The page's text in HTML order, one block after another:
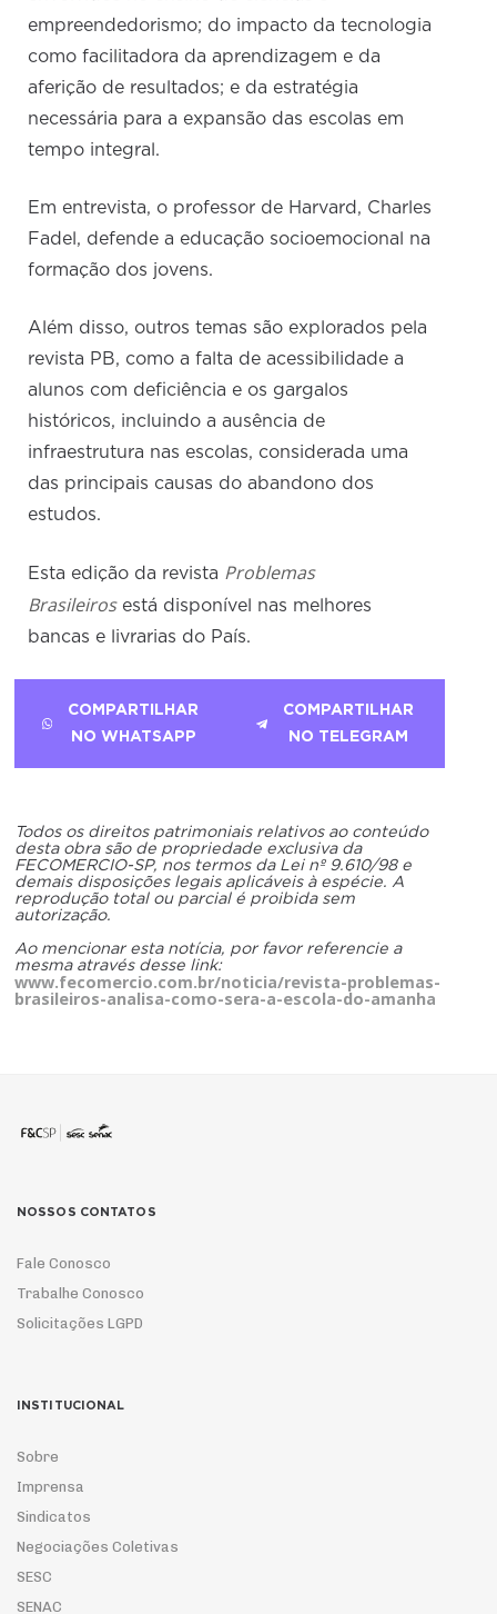
empreendedorismo; do impacto da tecnologia
como facilitadora da aprendizagem e da
aferição de resultados; e da estratégia
necessária para a expansão das escolas em
tempo integral.
Em entrevista, o professor de Harvard, Charles
Fadel, defende a educação socioemocional na
formação dos jovens.
Além disso, outros temas são explorados pela
revista PB, como a falta de acessibilidade a
alunos com deficiência e os gargalos
históricos, incluindo a ausência de
infraestrutura nas escolas, considerada uma
das principais causas do abandono dos
estudos.
Esta edição da revista Problemas
Brasileirosestá disponível nas melhores
bancas e livrarias do País.
COMPARTILHAR
NO WHATSAPP
COMPARTILHAR
NO TELEGRAM
Todos os direitos patrimoniais relativos ao conteúdo
desta obra são de propriedade exclusiva da
FECOMERCIO-SP, nos termos da Lei nº 9.610/98 e
demais disposições legais aplicáveis à espécie. A
reprodução total ou parcial é proibida sem
autorização.
Ao mencionar esta notícia, por favor referencie a
mesma através desse link:
www.fecomercio.com.br/noticia/revista-problemas-
brasileiros-analisa-como-sera-a-escola-do-amanha
NOSSOS CONTATOS
Fale Conosco
Trabalhe Conosco
Solicitações LGPD
INSTITUCIONAL
Sobre
Imprensa
Sindicatos
Negociações Coletivas
SESC
SENAC